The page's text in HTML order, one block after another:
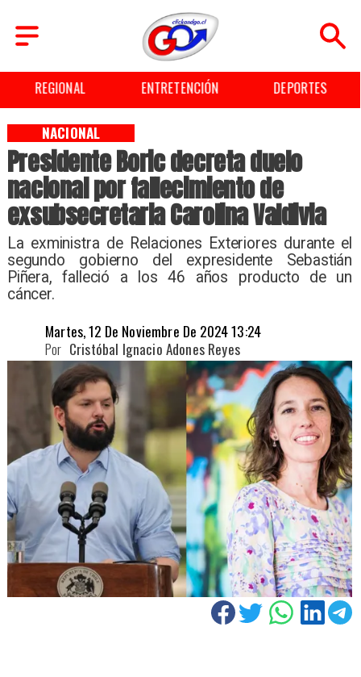
REGIONAL ENTRETENCIÓN DEPORTES
Presidente Boric decreta duelo
nacional por fallecimiento de
exsubsecretaria Carolina Valdivia
​La exministra de Relaciones Exteriores durante el
segundo gobierno del expresidente Sebastián
Piñera, falleció a los 46 años producto de un
cáncer.
NACIONAL
Martes, 12 De Noviembre De 2024 13:24
Cristóbal Ignacio Adones Reyes
Por